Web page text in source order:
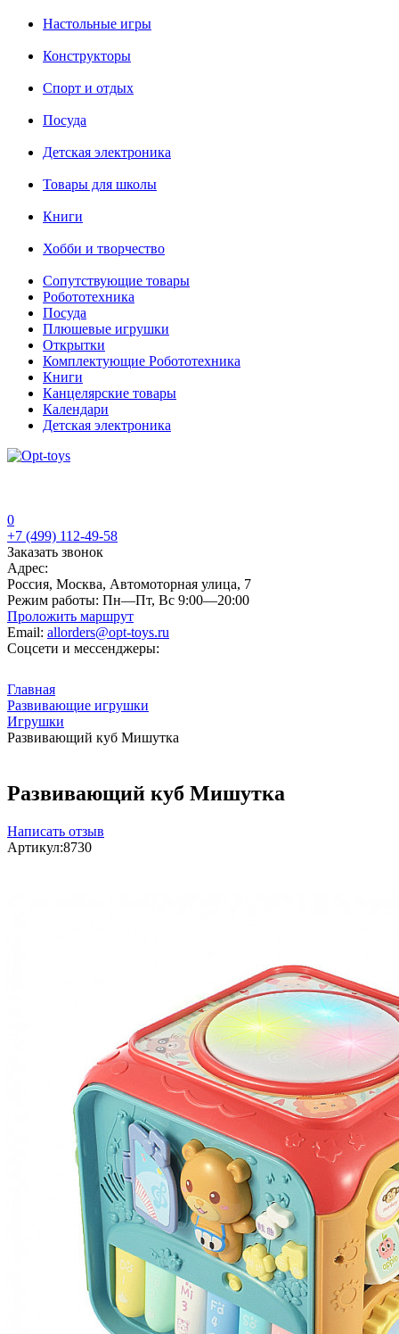
Настольные игры
Конструкторы
Спорт и отдых
Посуда
Детская электроника
Товары для школы
Книги
Хобби и творчество
Сопутствующие товары
Робототехника
Посуда
Плюшевые игрушки
Открытки
Комплектующие Робототехника
Книги
Канцелярские товары
Календари
Детская электроника
0
+7 (499) 112-49-58
Заказать звонок
Адрес:
Россия, Москва, Автомоторная улица, 7
Режим работы: Пн—Пт, Вс 9:00—20:00
Проложить маршрут
Email: allorders@opt-toys.ru
Соцсети и мессенджеры:
Главная
Развивающие игрушки
Игрушки
Развивающий куб Мишутка
Развивающий куб Мишутка
Написать отзыв
Артикул:8730